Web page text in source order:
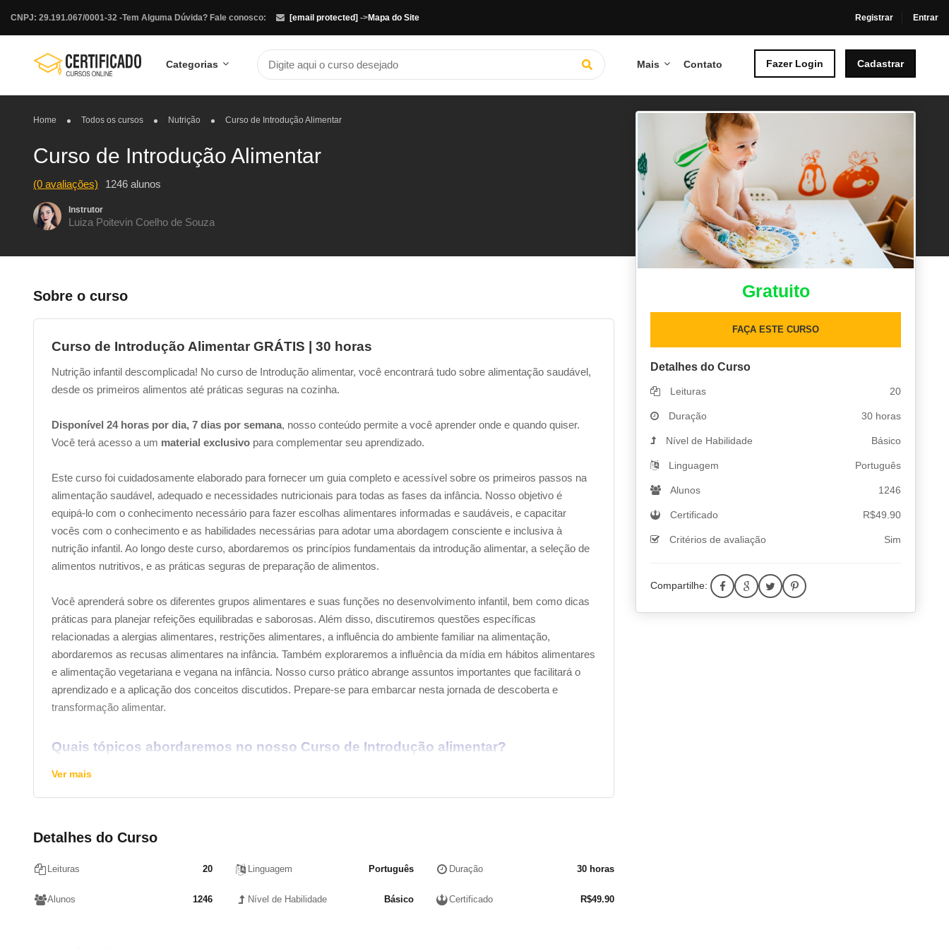
Tem Alguma Dúvida? Fale conosco: [email protected]
CNPJ: 29.191.067/0001-32 - ->Mapa do Site Registrar Entrar
Categorias Mais Contato Fazer Login Cadastrar
Home Todos os cursos Nutrição Curso de Introdução Alimentar
Curso de Introdução Alimentar
(0 avaliações) 1246 alunos
Instrutor
Luiza Poitevin Coelho de Souza
Sobre o curso
Curso de Introdução Alimentar GRÁTIS | 30 horas
Nutrição infantil descomplicada! No curso de Introdução alimentar, você encontrará tudo sobre alimentação saudável,
desde os primeiros alimentos até práticas seguras na cozinha.
Disponível 24 horas por dia, 7 dias por semana, nosso conteúdo permite a você aprender onde e quando quiser.
Você terá acesso a um material exclusivo para complementar seu aprendizado.
Este curso foi cuidadosamente elaborado para fornecer um guia completo e acessível sobre os primeiros passos na
alimentação saudável, adequado e necessidades nutricionais para todas as fases da infância. Nosso objetivo é
equipá-lo com o conhecimento necessário para fazer escolhas alimentares informadas e saudáveis, e capacitar
vocês com o conhecimento e as habilidades necessárias para adotar uma abordagem consciente e inclusiva à
nutrição infantil. Ao longo deste curso, abordaremos os princípios fundamentais da introdução alimentar, a seleção de
alimentos nutritivos, e as práticas seguras de preparação de alimentos.
Você aprenderá sobre os diferentes grupos alimentares e suas funções no desenvolvimento infantil, bem como dicas
práticas para planejar refeições equilibradas e saborosas. Além disso, discutiremos questões específicas
relacionadas a alergias alimentares, restrições alimentares, a influência do ambiente familiar na alimentação,
abordaremos as recusas alimentares na infância. Também exploraremos a influência da mídia em hábitos alimentares
e alimentação vegetariana e vegana na infância. Nosso curso prático abrange assuntos importantes que facilitará o
aprendizado e a aplicação dos conceitos discutidos. Prepare-se para embarcar nesta jornada de descoberta e
transformação alimentar.
Quais tópicos abordaremos no nosso Curso de Introdução alimentar?
Importância da introdução alimentar.
Preparação de alimentos para bebês.
Estratégias para lidar com a seletividade alimentar.
Intolerâncias e alergias alimentares na infância.
Ver mais
Detalhes do Curso
Leituras 20 Linguagem Português Duração 30 horas
Alunos 1246 Nível de Habilidade Básico Certificado R$49.90
Gratuito
FAÇA ESTE CURSO
Detalhes do Curso
Leituras 20
Duração 30 horas
Nível de Habilidade Básico
Linguagem Português
Alunos 1246
Certificado R$49.90
Critérios de avaliação Sim
Compartilhe: